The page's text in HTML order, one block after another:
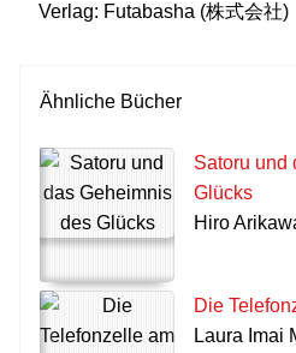
Verlag: Futabasha (株式会社)
Ähnliche Bücher
Satoru und
Glücks
Hiro
Die
Laura Imai